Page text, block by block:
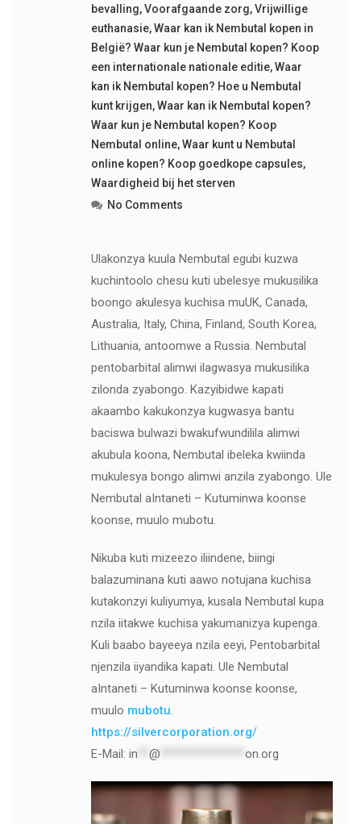
bevalling,Voorafgaande zorg,Vrijwillige
euthanasie,Waar kan ik Nembutal kopen in
België? Waar kun je Nembutal kopen? Koop
een internationale nationale editie,Waar
kan ik Nembutal kopen? Hoe u Nembutal
kunt krijgen,Waar kan ik Nembutal kopen?
Waar kun je Nembutal kopen? Koop
Nembutal online,Waar kunt u Nembutal
online kopen? Koop goedkope capsules,
Waardigheid bij het sterven
No Comments
Ulakonzya kuula Nembutal egubi kuzwa
kuchintoolo chesu kuti ubelesye mukusilika
boongo akulesya kuchisa muUK, Canada,
Australia, Italy, China, Finland, South Korea,
Lithuania, antoomwe a Russia. Nembutal
pentobarbital alimwi ilagwasya mukusilika
zilonda zyabongo. Kazyibidwe kapati
akaambo kakukonzya kugwasya bantu
baciswa bulwazi bwakufwundilila alimwi
akubula koona, Nembutal ibeleka kwiinda
mukulesya bongo alimwi anzila zyabongo. Ule
Nembutal aIntaneti – Kutuminwa koonse
koonse, muulo mubotu.
Nikuba kuti mizeezo iliindene, biingi
balazuminana kuti aawo notujana kuchisa
kutakonzyi kuliyumya, kusala Nembutal kupa
nzila iitakwe kuchisa yakumanizya kupenga.
Kuli baabo bayeeya nzila eeyi, Pentobarbital
njenzila iiyandika kapati. Ule Nembutal
aIntaneti – Kutuminwa koonse koonse,
muulo mubotu.
https://silvercorporation.org/
E-Mail: in @ on.org